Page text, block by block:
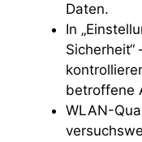
Daten.
In
Sicherheit“
betroffene
WLAN-